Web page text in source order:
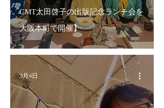
CMT太田啓子の出版記念ランチ会を
大阪本町で開催】
3月4日